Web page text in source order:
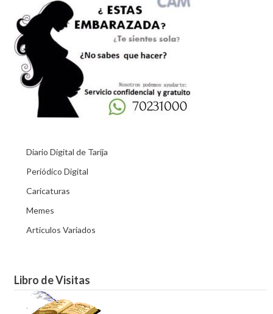
Diario Digital de Tarija
Periódico Digital
Caricaturas
Memes
Articulos Variados
Libro de Visitas